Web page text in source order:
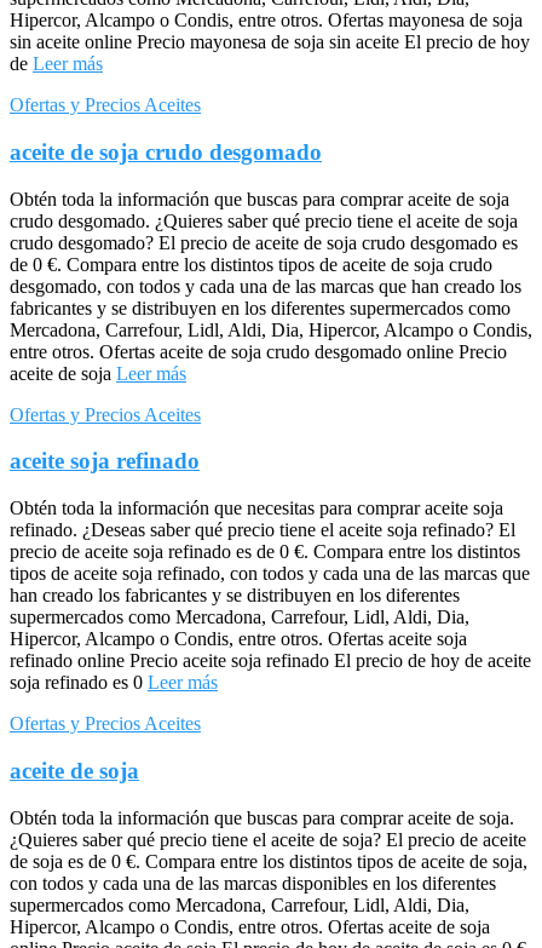
Hipercor, Alcampo o Condis, entre otros. Ofertas mayonesa de soja
sin aceite online Precio mayonesa de soja sin aceite El precio de hoy
de Leer más
Ofertas y Precios Aceites
aceite de soja crudo desgomado
Obtén toda la información que buscas para comprar aceite de soja
crudo desgomado. ¿Quieres saber qué precio tiene el aceite de soja
crudo desgomado? El precio de aceite de soja crudo desgomado es
de 0 €. Compara entre los distintos tipos de aceite de soja crudo
desgomado, con todos y cada una de las marcas que han creado los
fabricantes y se distribuyen en los diferentes supermercados como
Mercadona, Carrefour, Lidl, Aldi, Dia, Hipercor, Alcampo o Condis,
entre otros. Ofertas aceite de soja crudo desgomado online Precio
aceite de soja Leer más
Ofertas y Precios Aceites
aceite soja refinado
Obtén toda la información que necesitas para comprar aceite soja
refinado. ¿Deseas saber qué precio tiene el aceite soja refinado? El
precio de aceite soja refinado es de 0 €. Compara entre los distintos
tipos de aceite soja refinado, con todos y cada una de las marcas que
han creado los fabricantes y se distribuyen en los diferentes
supermercados como Mercadona, Carrefour, Lidl, Aldi, Dia,
Hipercor, Alcampo o Condis, entre otros. Ofertas aceite soja
refinado online Precio aceite soja refinado El precio de hoy de aceite
soja refinado es 0 Leer más
Ofertas y Precios Aceites
aceite de soja
Obtén toda la información que buscas para comprar aceite de soja.
¿Quieres saber qué precio tiene el aceite de soja? El precio de aceite
de soja es de 0 €. Compara entre los distintos tipos de aceite de soja,
con todos y cada una de las marcas disponibles en los diferentes
supermercados como Mercadona, Carrefour, Lidl, Aldi, Dia,
Hipercor, Alcampo o Condis, entre otros. Ofertas aceite de soja